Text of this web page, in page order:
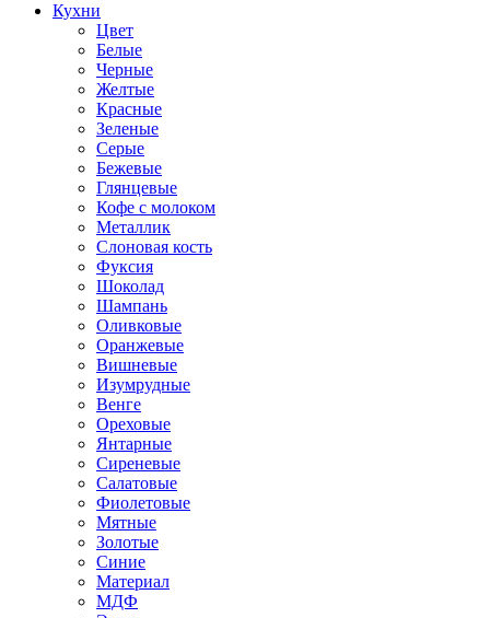
Кухни
Цвет
Белые
Черные
Желтые
Красные
Зеленые
Серые
Бежевые
Глянцевые
Кофе с молоком
Металлик
Слоновая кость
Фуксия
Шоколад
Шампань
Оливковые
Оранжевые
Вишневые
Изумрудные
Венге
Ореховые
Янтарные
Сиреневые
Салатовые
Фиолетовые
Мятные
Золотые
Синие
Материал
МДФ